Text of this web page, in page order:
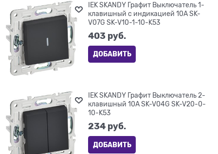
IEK SKANDY Графит Выключатель 1-
клавишный с индикацией 10А SK-
V07G SK-V10-1-10-K53
403 руб.
ДОБАВИТЬ
IEK SKANDY Графит Выключатель 2-
клавишный 10А SK-V04G SK-V20-0-
10-K53
234 руб.
ДОБАВИТЬ